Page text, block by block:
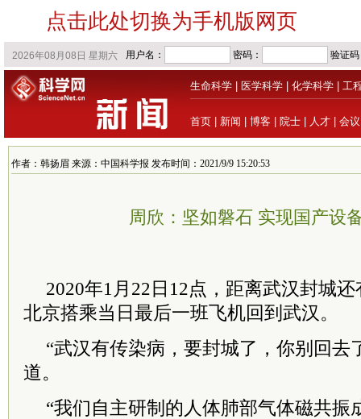
点击此处切换为手机版网页
生命科学 医学科学 化学科学 工
首页 新闻 博客 院士 人才 会议
作者：韩扬眉 来源：中国科学报 发布时间：2021/9/9 15:20:53
周欣：坚如磐石 实现国产设
2020年1月22日12点，距离武汉封城
北京搭乘当日最后一班飞机回到武汉。
“武汉有传染病，要封城了，你别回去
道。
“我们自主研制的人体肺部气体磁共振